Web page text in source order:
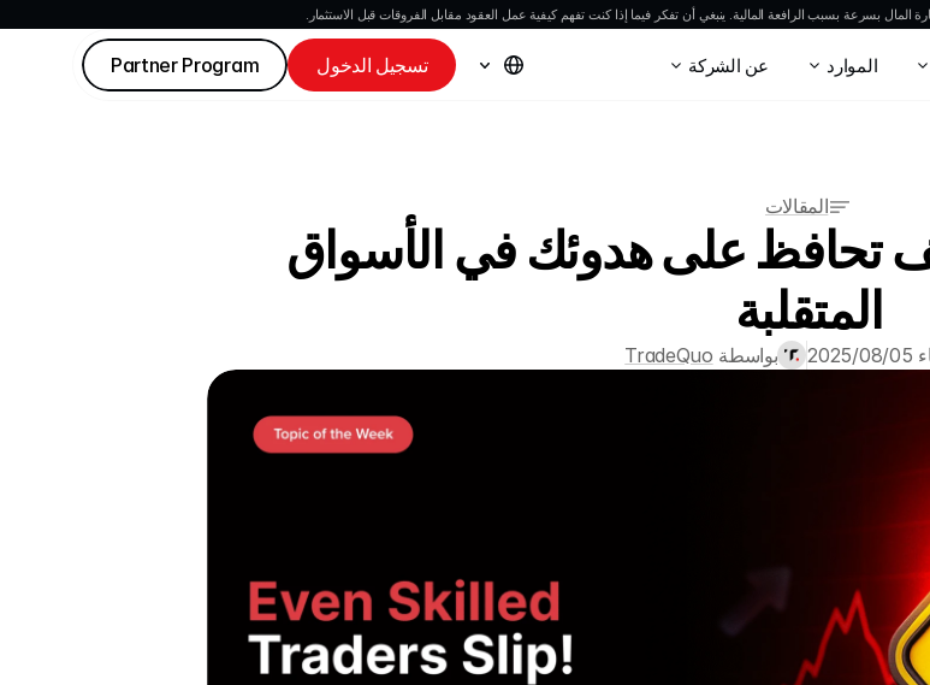
بسرعة بسبب الرافعة المالية. ينبغي أن تفكر فيما إذا كنت تفهم كيفية عمل العقود مقابل الفروقات قبل الاستثمار.
الموارد عن الشركة تسجيل الدخول Partner Program
المقالات
تحافظ على هدوئك في الأسواق
المتقلبة
بواسطة TradeQuo